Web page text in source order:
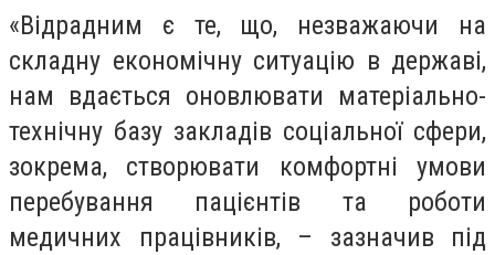
«Відрадним є те, що, незважаючи на
складну економічну ситуацію в державі,
нам вдається оновлювати матеріально-
технічну базу закладів соціальної сфери,
зокрема, створювати комфортні умови
перебування пацієнтів та роботи
медичних працівників, – зазначив під